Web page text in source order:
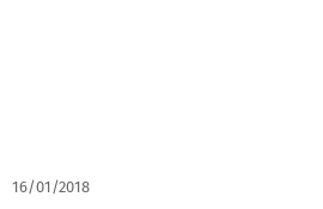
16/01/2018